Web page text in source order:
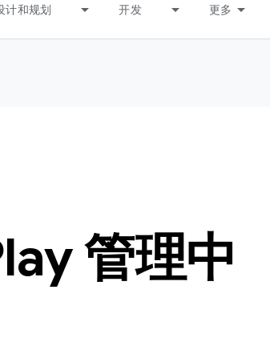
计和规划 开发 更多
管理中